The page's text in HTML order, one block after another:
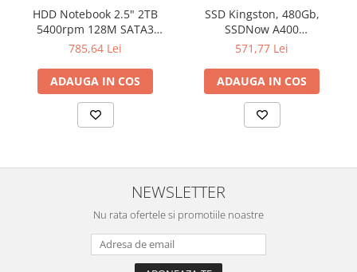
HDD Notebook 2.5" 2TB
5400rpm 128M SATA3
SEAGATE
785,64 Lei
ADAUGA IN COS
SSD Kingston, 480Gb,
SSDNow A400
"SA400S37/480G"
571,77 Lei
ADAUGA IN COS
NEWSLETTER
Nu rata ofertele si promotiile noastre